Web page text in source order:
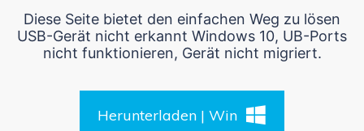
Shop Kostenlos Testen
Unbegrenzte Daten vom Mac-System
Gel?schte Medien wiederherstellen
Dokumente wiederherstellen
Warum Recoverit
Experte für Datenrettung
DOWNLOAD Sign In
Diese Seite bietet den einfachen Weg zu lösen
USB-Gerät nicht erkannt Windows 10, UB-Ports
nicht funktionieren, Gerät nicht migriert.
Herunterladen | Win